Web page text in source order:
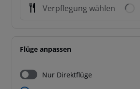
Verpflegung wählen
Flüge anpassen
Nur Direktflüge